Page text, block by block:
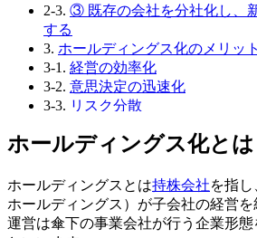
2-3. ③ 既存の会社を分社化し、
する
3. ホールディングス化のメリット
3-1. 経営の効率化
3-2. 意思決定の迅速化
3-3. リスク分散
3-5.M&A・事業承継の準備
4-1. 管理コストの増加
4-2. 求心力の低下
4-3.セクショナリズムの弊害
ホールディングス化とは
ホールディングスとは持株会社を指し
ホールディングス）が子会社の経営
運営は傘下の事業会社が行う企業形